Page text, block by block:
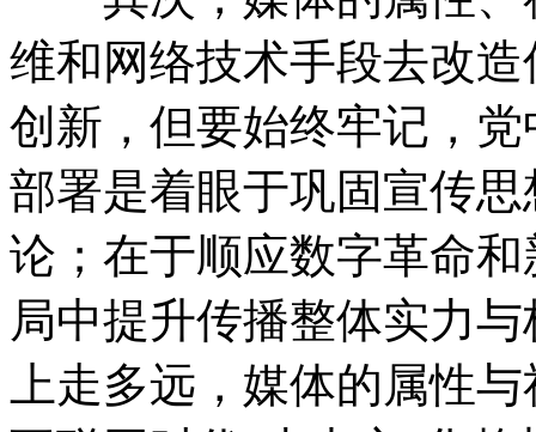
维和网络技术手段去改
创新，但要始终牢记，
部署是着眼于巩固宣传
论；在于顺应数字革命
局中提升传播整体实力
上走多远，媒体的属性